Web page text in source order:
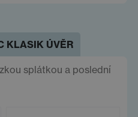
KLASIK ÚVĚR
splátkou a poslední